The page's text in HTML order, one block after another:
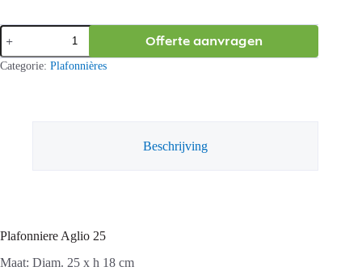
Plafonniere
Aglio
25
Brons-
Offerte aanvragen
Categorie: Plafonnières
Beschrijving
Plafonniere Aglio 25
Maat: Diam. 25 x h 18 cm